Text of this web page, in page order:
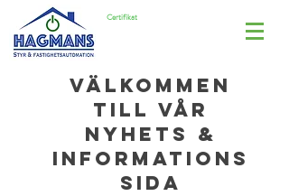
Certifikat
Välkommen
till vår
nyhets &
informations
sida